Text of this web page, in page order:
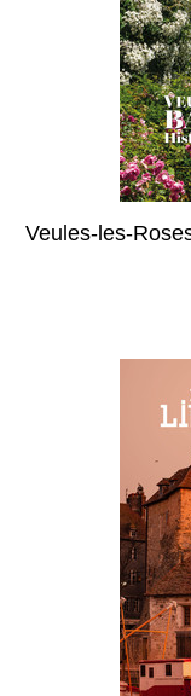
Veules-les-